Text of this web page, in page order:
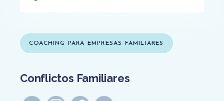
COACHING PARA EMPRESAS FAMILIARES
Conflictos Familiares